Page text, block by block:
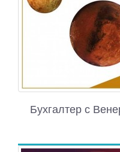
Бухгалтер с